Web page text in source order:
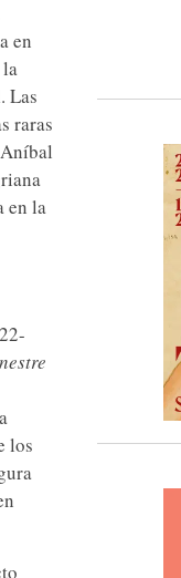
en
Las
raras
en la
los